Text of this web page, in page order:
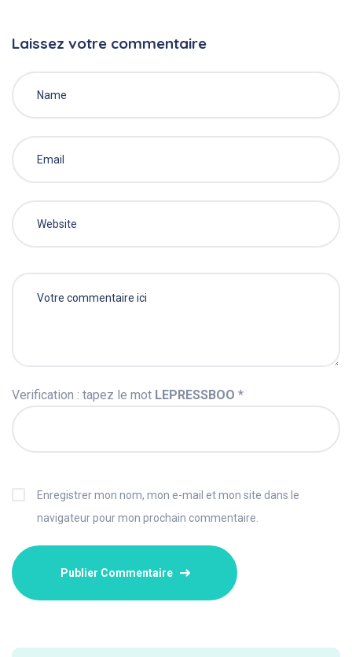
Laissez votre commentaire
Verification : tapez le mot LEPRESSBOO *
Enregistrer mon nom, mon e-mail et mon site dans le
navigateur pour mon prochain commentaire.